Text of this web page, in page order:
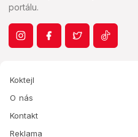
portálu.
Koktejl
O nás
Kontakt
Reklama